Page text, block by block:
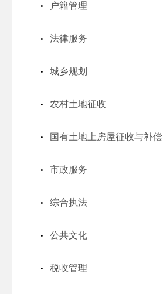
户籍管理
法律服务
城乡规划
农村土地征收
国有土地上房屋征收与补偿
市政服务
综合执法
公共文化
税收管理